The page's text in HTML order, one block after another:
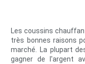
Les coussins
très bonnes raisons
marché. La plupart
gagner de l'argent